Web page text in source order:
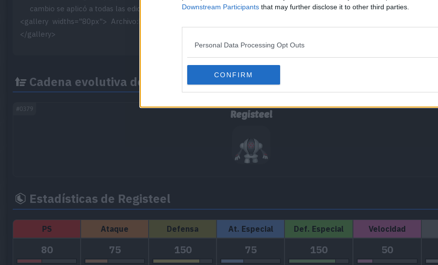
Downstream Participants that may further disclose it to other third parties.
Personal Data Processing Opt Outs
CONFIRM
cambio se aplicó a todas las ediciones de Pokémon Platino y se mantuvo en Pokémon Oro HeartGold y Plata SoulSilver.
<gallery widths="80px"> Archivo:Registeel DP.png| (inglés y japonés) Archivo:Registeel Pt.png| (en los otros
</gallery>
Cadena evolutiva de Registeel
#0379 Registeel
Estadísticas de Registeel
PS Ataque Defensa At. Especial Def. Especial Velocidad
80 75 150 75 150 50